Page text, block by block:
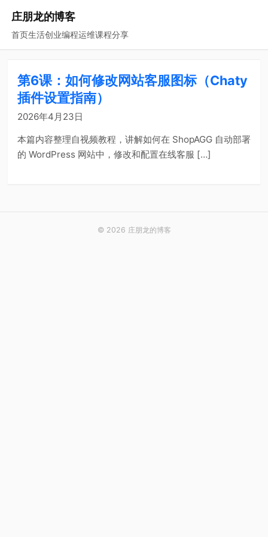
庄朋龙的博客
首页生活创业编程运维课程分享
第6课：如何修改网站客服图标（Chaty
插件设置指南）
2026年4月23日
本篇内容整理自视频教程，讲解如何在 ShopAGG 自动部署
的 WordPress 网站中，修改和配置在线客服 […]
© 2026 庄朋龙的博客